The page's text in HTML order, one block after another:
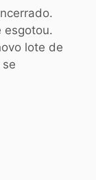
esgotou.
lote de